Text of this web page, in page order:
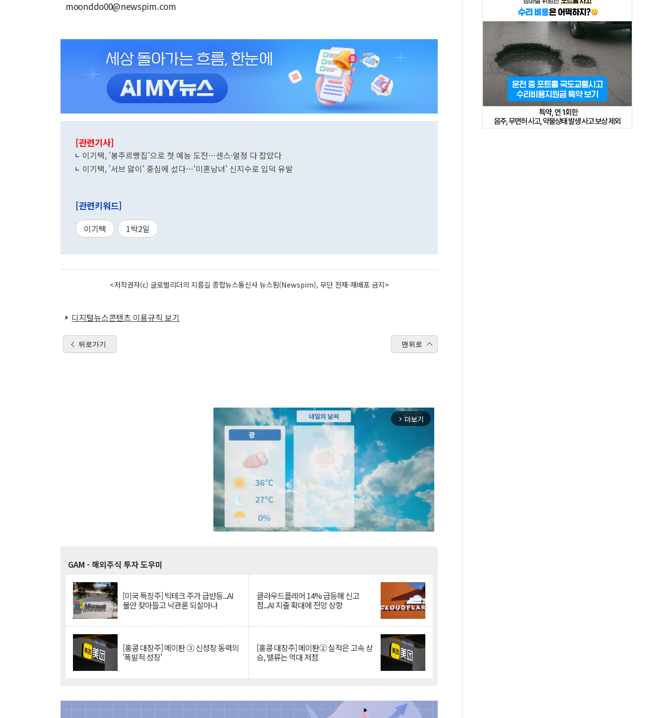
moonddo00@newspim.com
[관련기사]
이기택, '봉주르빵집'으로 첫 예능 도전…센스·열정 다 잡았다
이기택, '서브 앓이' 중심에 섰다…'미혼남녀' 신지수로 입덕 유발
[관련키워드]
이기택 1박2일
<저작권자(c) 글로벌리더의 지름길 종합뉴스통신사 뉴스핌(Newspim), 무단 전재-재배포 금지>
디지털뉴스콘텐츠 이용규칙 보기
뒤로가기 맨위로
arrow_forward_ios 더보기
GAM - 해외주식 투자 도우미
[미국 특징주] 빅테크 주가 급반등...AI
불안 잦아들고 낙관론 되살아나
클라우드플레어 14% 급등해 신고
점...AI 지출 확대에 전망 상향
[홍콩 대장주] 메이퇀 ③ 신성장 동력의
'폭발적 성장'
[홍콩 대장주] 메이퇀② 실적은 고속 상
승, 밸류는 역대 저점